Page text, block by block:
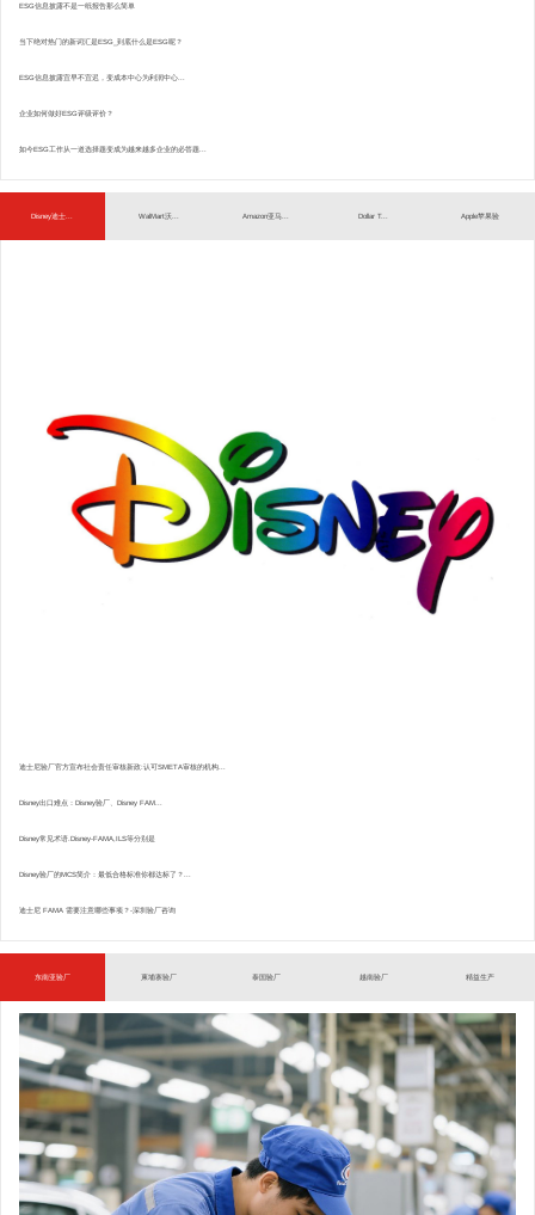
ESG信息披露不是一纸报告那么简单
当下绝对热门的新词汇是ESG_到底什么是ESG呢？
ESG信息披露宜早不宜迟，变成本中心为利润中心...
企业如何做好ESG评级评价？
如今ESG工作从一道选择题变成为越来越多企业的必答题...
Disney迪士... WalMart沃... Amazon亚马... Dollar T... Apple苹果验
迪士尼验厂官方宣布社会责任审核新政:认可SMETA审核的机构...
Disney出口难点：Disney验厂、Disney FAM...
Disney常见术语.Disney-FAMA,ILS等分别是
Disney验厂的MCS简介：最低合格标准你都达标了？...
迪士尼 FAMA 需要注意哪些事项？-深圳验厂咨询
东南亚验厂 柬埔寨验厂 泰国验厂 越南验厂 精益生产